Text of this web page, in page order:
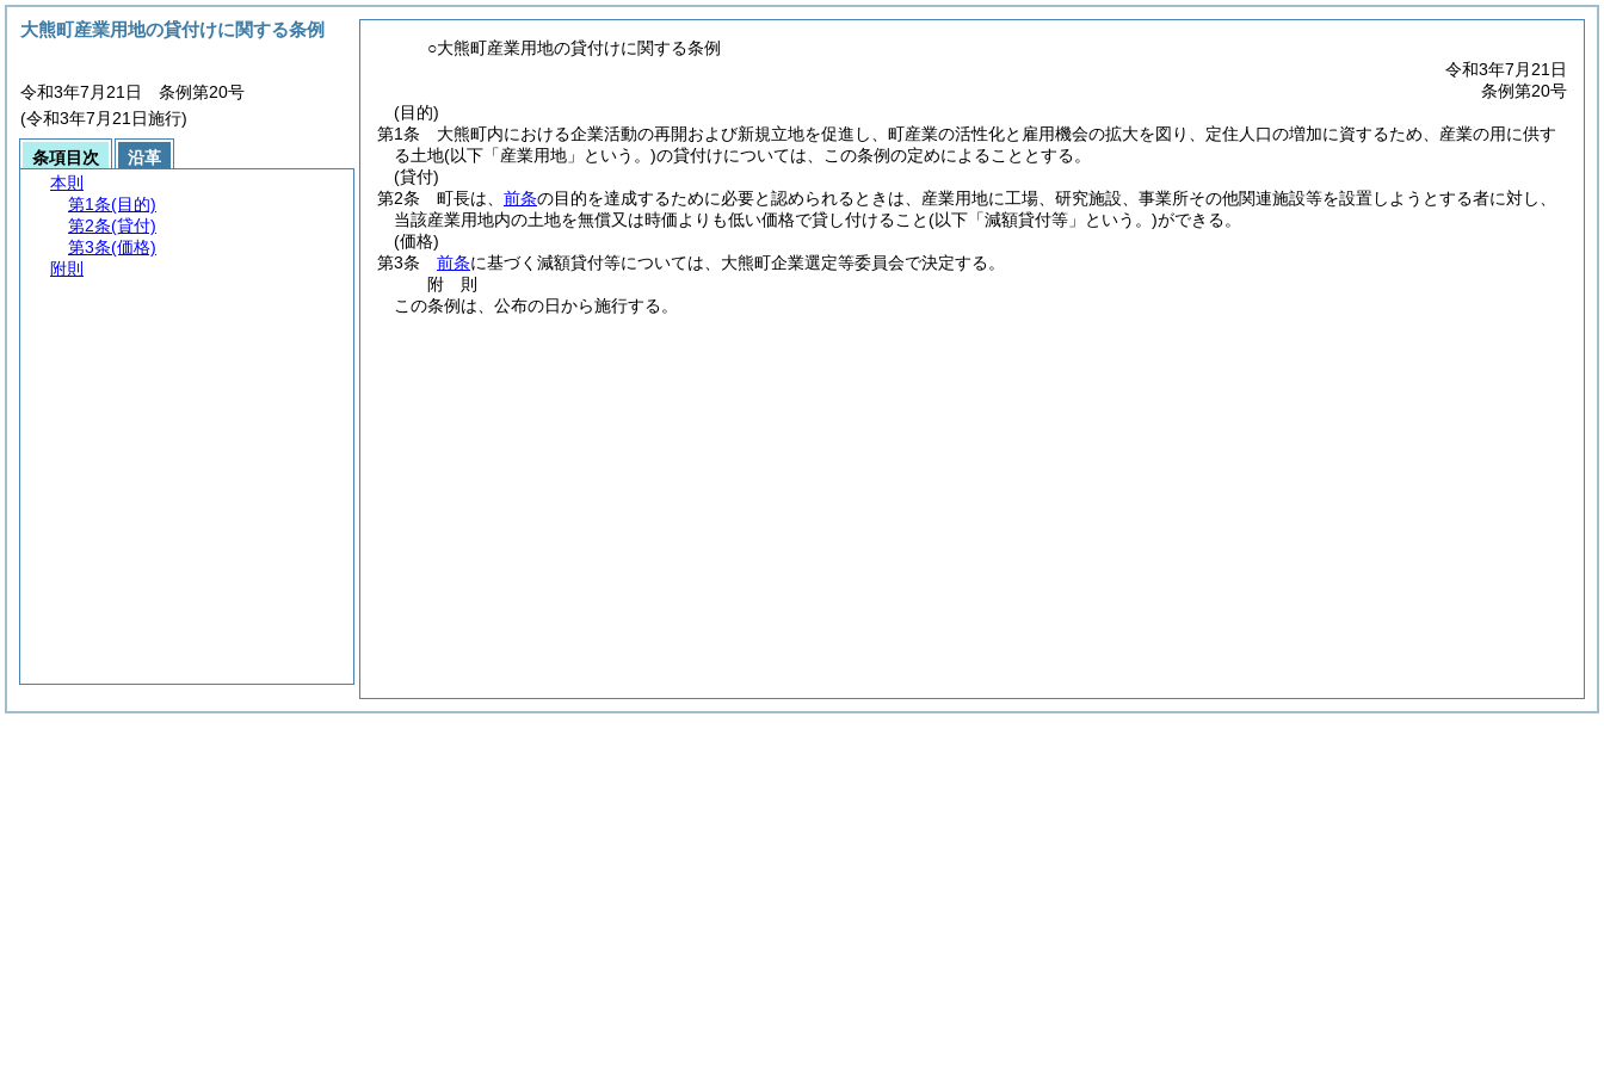
○大熊町産業用地の貸付けに関する条例
令和3年7月21日
条例第20号
(目的)
第1条
大熊町内における企業活動の再開および新規立地を促進し、町産業の活性化と雇用機会の拡大を図り、定住人口の増加に資するため、産業の用に供す
る土地(以下「産業用地」という。)の貸付けについては、この条例の定めによることとする。
(貸付)
第2条
町長は、 前条の目的を達成するために必要と認められるときは、産業用地に工場、研究施設、事業所その他関連施設等を設置しようとする者に対し、
当該産業用地内の土地を無償又は時価よりも低い価格で貸し付けること(以下「減額貸付等」という。)ができる。
(価格)
第3条
前条に基づく減額貸付等については、大熊町企業選定等委員会で決定する。
附 則
この条例は、公布の日から施行する。
大熊町産業用地の貸付けに関する条例
令和3年7月21日 条例第20号
(令和3年7月21日施行)
条項目次
沿革
本則
第1条(目的)
第2条(貸付)
第3条(価格)
附則